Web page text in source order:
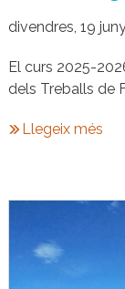
divendres, 19
El curs 2025-
dels Treballs de
Llegeix més